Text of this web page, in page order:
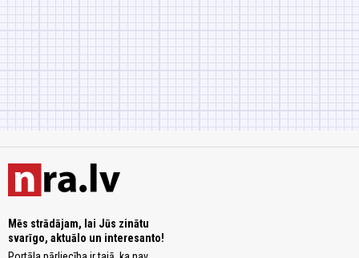
Mēs strādājam, lai Jūs zinātu
svarīgo, aktuālo un interesanto!